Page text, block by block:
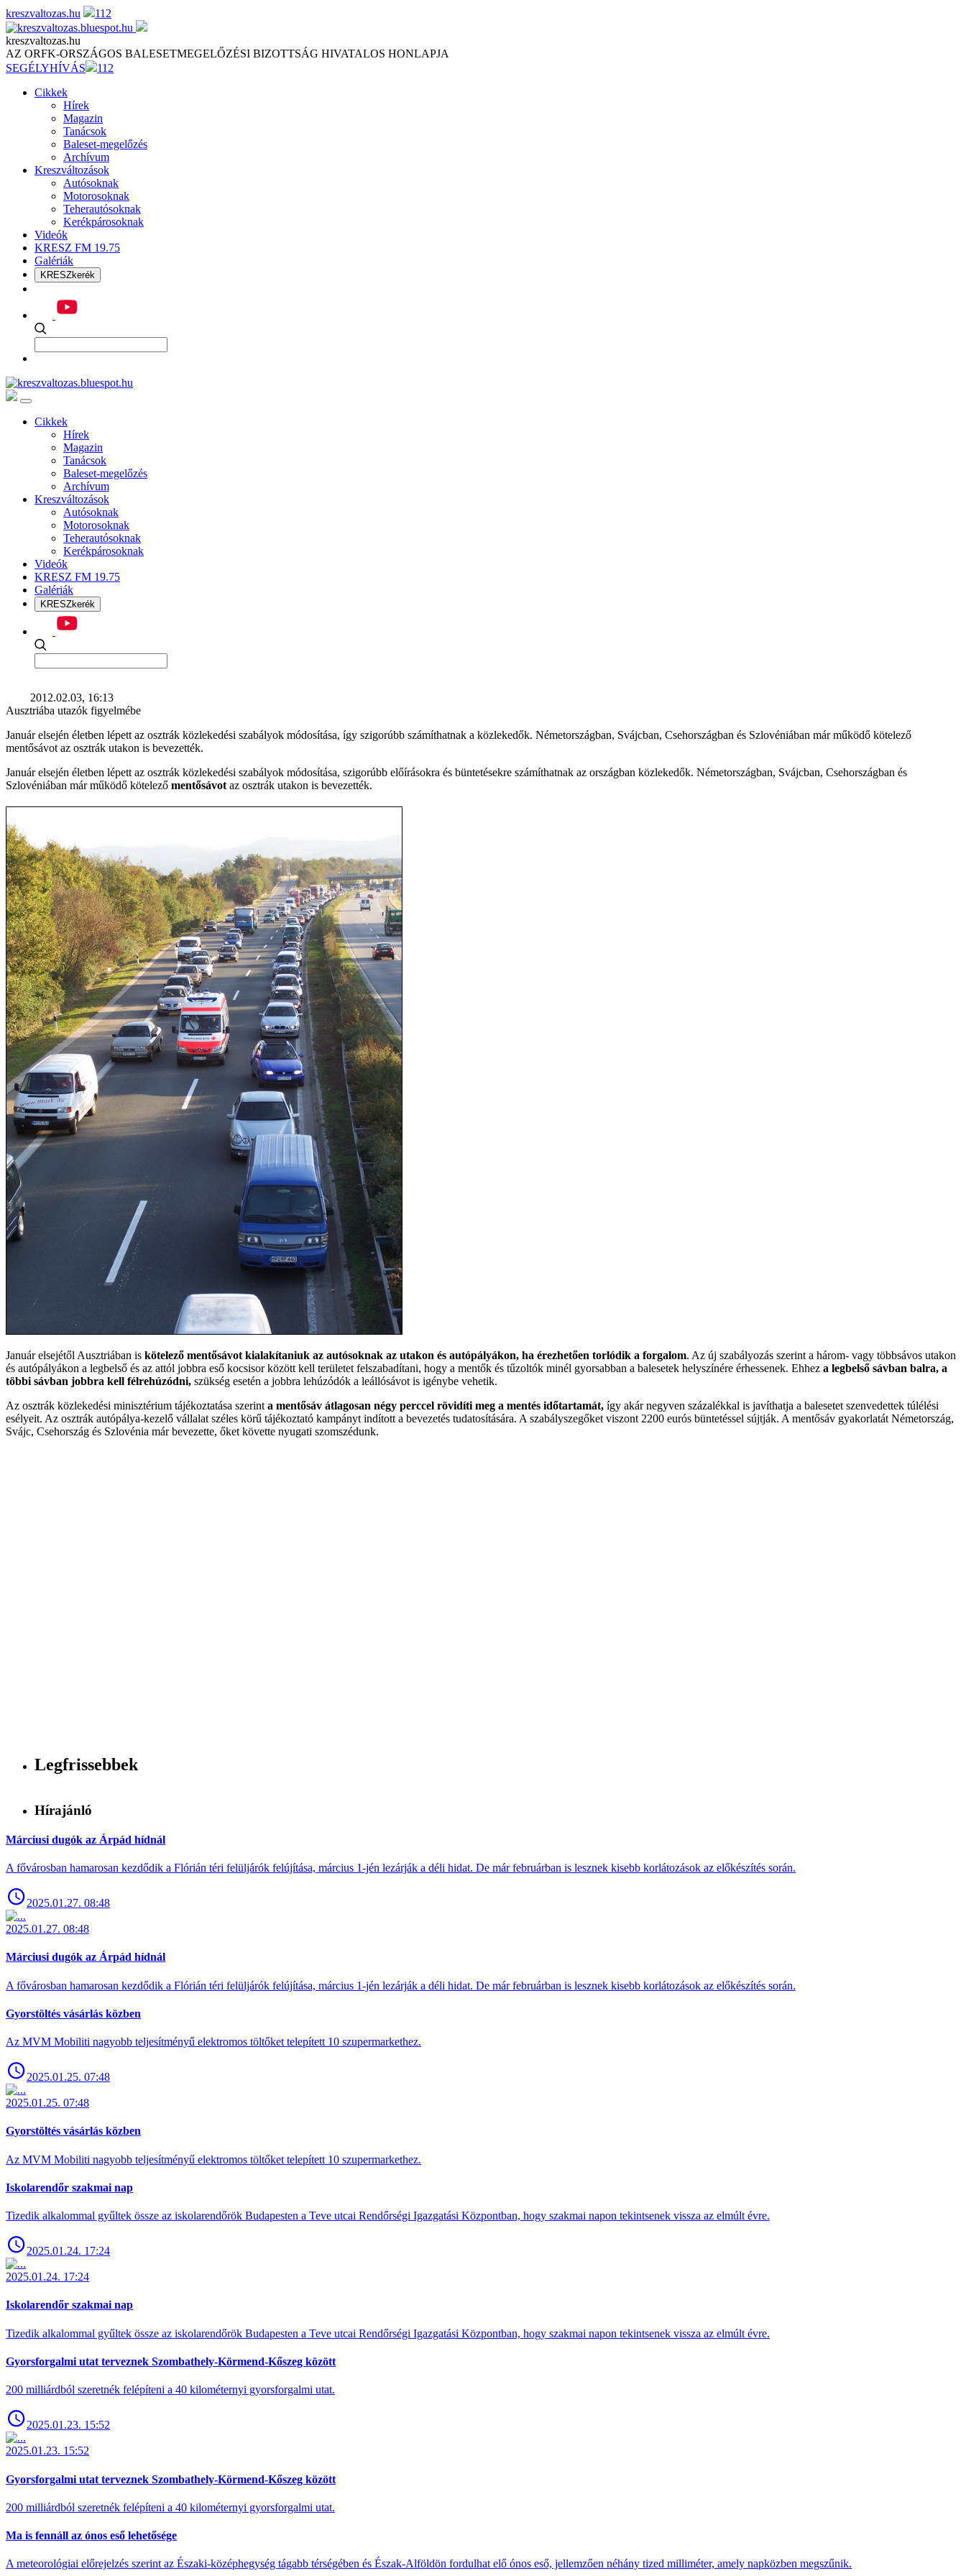
Skip
to
content
kreszvaltozas.hu 112
kreszvaltozas.hu
AZ ORFK-ORSZÁGOS BALESETMEGELŐZÉSI BIZOTTSÁG HIVATALOS HONLAPJA
SEGÉLYHÍVÁS
112
Cikkek
Hírek
Magazin
Tanácsok
Baleset-megelőzés
Archívum
Kreszváltozások
Autósoknak
Motorosoknak
Teherautósoknak
Kerékpárosoknak
Videók
KRESZ FM 19.75
Galériák
KRESZkerék
Cikkek
Hírek
Magazin
Tanácsok
Baleset-megelőzés
Archívum
Kreszváltozások
Autósoknak
Motorosoknak
Teherautósoknak
Kerékpárosoknak
Videók
KRESZ FM 19.75
Galériák
KRESZkerék
2012.02.03, 16:13
Ausztriába utazók figyelmébe
Január elsején életben lépett az osztrák közlekedési szabályok módosítása, így szigorúbb számíthatnak a közlekedők. Németországban, Svájcban, Csehországban és Szlovéniában már működő kötelező
mentősávot az osztrák utakon is bevezették.
Január elsején életben lépett az osztrák közlekedési szabályok módosítása, szigorúbb előírásokra és büntetésekre számíthatnak az országban közlekedők. Németországban, Svájcban, Csehországban és
Szlovéniában már működő kötelező mentősávot az osztrák utakon is bevezették.
Január elsejétől Ausztriában is kötelező mentősávot kialakítaniuk az autósoknak az utakon és autópályákon, ha érezhetően torlódik a forgalom. Az új szabályozás szerint a három- vagy többsávos utakon
és autópályákon a legbelső és az attól jobbra eső kocsisor között kell területet felszabadítani, hogy a mentők és tűzoltók minél gyorsabban a balesetek helyszínére érhessenek. Ehhez a legbelső sávban balra, a
többi sávban jobbra kell félrehúzódni, szükség esetén a jobbra lehúzódók a leállósávot is igénybe vehetik.
Az osztrák közlekedési minisztérium tájékoztatása szerint a mentősáv átlagosan négy perccel rövidíti meg a mentés időtartamát, így akár negyven százalékkal is javíthatja a balesetet szenvedettek túlélési
esélyeit. Az osztrák autópálya-kezelő vállalat széles körű tájékoztató kampányt indított a bevezetés tudatosítására. A szabályszegőket viszont 2200 eurós büntetéssel sújtják. A mentősáv gyakorlatát Németország,
Svájc, Csehország és Szlovénia már bevezette, őket követte nyugati szomszédunk.
Legfrissebbek
Hírajánló
Márciusi dugók az Árpád hídnál
A fővárosban hamarosan kezdődik a Flórián téri felüljárók felújítása, március 1-jén lezárják a déli hidat. De már februárban is lesznek kisebb korlátozások az előkészítés során.
2025.01.27. 08:48
2025.01.27. 08:48
Márciusi dugók az Árpád hídnál
A fővárosban hamarosan kezdődik a Flórián téri felüljárók felújítása, március 1-jén lezárják a déli hidat. De már februárban is lesznek kisebb korlátozások az előkészítés során.
Gyorstöltés vásárlás közben
Az MVM Mobiliti nagyobb teljesítményű elektromos töltőket telepített 10 szupermarkethez.
2025.01.25. 07:48
2025.01.25. 07:48
Gyorstöltés vásárlás közben
Az MVM Mobiliti nagyobb teljesítményű elektromos töltőket telepített 10 szupermarkethez.
Iskolarendőr szakmai nap
Tizedik alkalommal gyűltek össze az iskolarendőrök Budapesten a Teve utcai Rendőrségi Igazgatási Központban, hogy szakmai napon tekintsenek vissza az elmúlt évre.
2025.01.24. 17:24
2025.01.24. 17:24
Iskolarendőr szakmai nap
Tizedik alkalommal gyűltek össze az iskolarendőrök Budapesten a Teve utcai Rendőrségi Igazgatási Központban, hogy szakmai napon tekintsenek vissza az elmúlt évre.
Gyorsforgalmi utat terveznek Szombathely-Körmend-Kőszeg között
200 milliárdból szeretnék felépíteni a 40 kilométernyi gyorsforgalmi utat.
2025.01.23. 15:52
2025.01.23. 15:52
Gyorsforgalmi utat terveznek Szombathely-Körmend-Kőszeg között
200 milliárdból szeretnék felépíteni a 40 kilométernyi gyorsforgalmi utat.
Ma is fennáll az ónos eső lehetősége
A meteorológiai előrejelzés szerint az Északi-középhegység tágabb térségében és Észak-Alföldön fordulhat elő ónos eső, jellemzően néhány tized milliméter, amely napközben megszűnik.